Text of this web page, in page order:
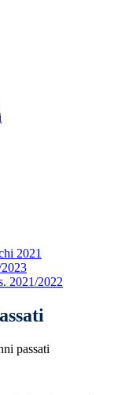
2021
2021/2022
passati